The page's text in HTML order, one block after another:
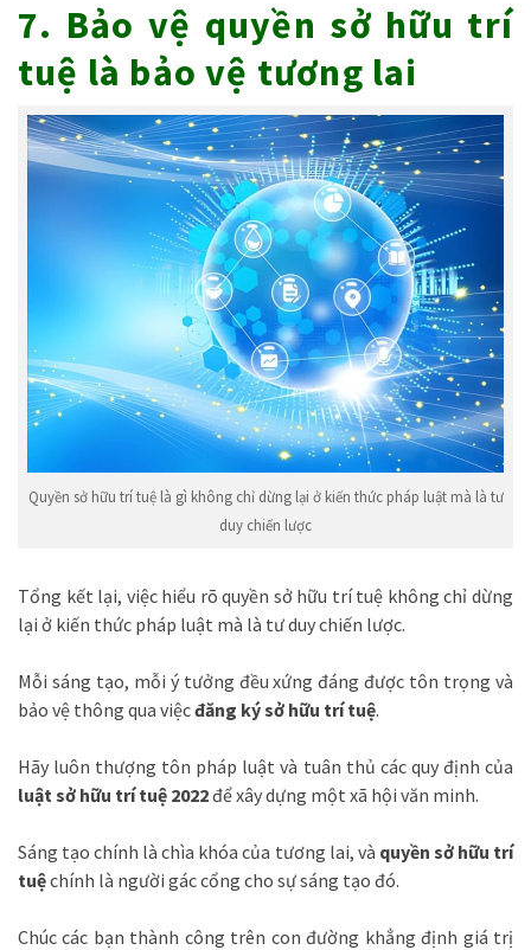
7. Bảo vệ quyền sở hữu trí
tuệ là bảo vệ tương lai
Quyền sở hữu trí tuệ là gì không chỉ dừng lại ở kiến thức pháp luật mà là tư
duy chiến lược
Tổng kết lại, việc hiểu rõ quyền sở hữu trí tuệ không chỉ dừng
lại ở kiến thức pháp luật mà là tư duy chiến lược.
Mỗi sáng tạo, mỗi ý tưởng đều xứng đáng được tôn trọng và
bảo vệ thông qua việcđăng ký sở hữu trí tuệ.
Hãy luôn thượng tôn pháp luật và tuân thủ các quy định của
luật sở hữu trí tuệ 2022để xây dựng một xã hội văn minh.
Sáng tạo chính là chìa khóa của tương lai, và quyền sở hữu trí
tuệchính là người gác cổng cho sự sáng tạo đó.
Chúc các bạn thành công trên con đường khẳng định giá trị